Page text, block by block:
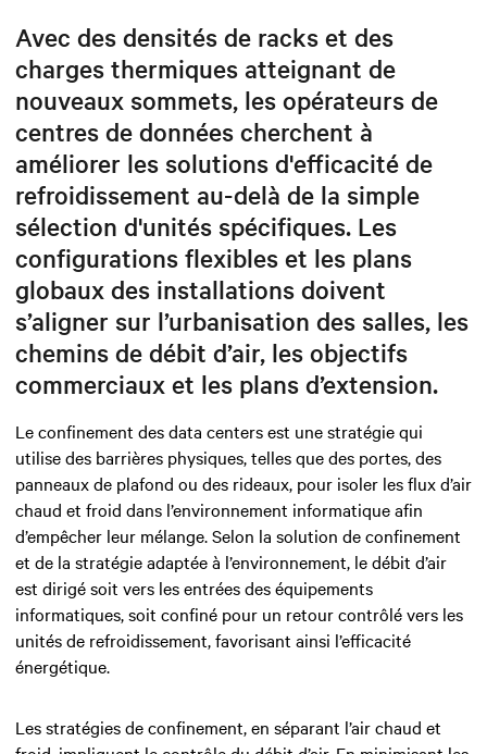
Avec des densités de racks et des
charges thermiques atteignant de
nouveaux sommets, les opérateurs de
centres de données cherchent à
améliorer les solutions d'efficacité de
refroidissement au-delà de la simple
sélection d'unités spécifiques. Les
configurations flexibles et les plans
globaux des installations doivent
s’aligner sur l’urbanisation des salles, les
chemins de débit d’air, les objectifs
commerciaux et les plans d’extension.
Le confinement des data centers est une stratégie qui
utilise des barrières physiques, telles que des portes, des
panneaux de plafond ou des rideaux, pour isoler les flux d’air
chaud et froid dans l’environnement informatique afin
d’empêcher leur mélange. Selon la solution de confinement
et de la stratégie adaptée à l’environnement, le débit d’air
est dirigé soit vers les entrées des équipements
informatiques, soit confiné pour un retour contrôlé vers les
unités de refroidissement, favorisant ainsi l’efficacité
énergétique.
Les stratégies de confinement, en séparant l’air chaud et